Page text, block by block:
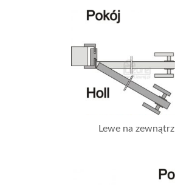
Lewe na zewnątrz